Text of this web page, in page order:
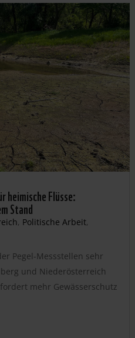
Flüsse:
Stand
, Politische Arbeit,
Pegel-Messstellen sehr
und Niederösterreich
mehr Gewässerschutz